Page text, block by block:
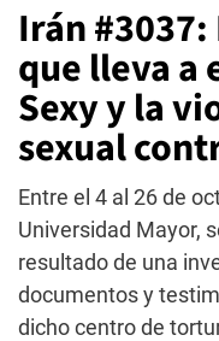
Irán
que lleva a
Sexy y la
sexual
Entre el 4 al 26 de
Universidad Mayor,
resultado de una
documentos y
dicho centro de